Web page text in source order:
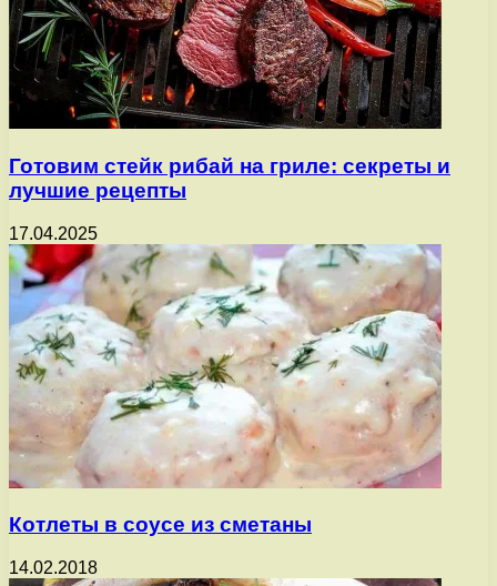
Готовим стейк рибай на гриле: секреты и
лучшие рецепты
17.04.2025
Котлеты в соусе из сметаны
14.02.2018